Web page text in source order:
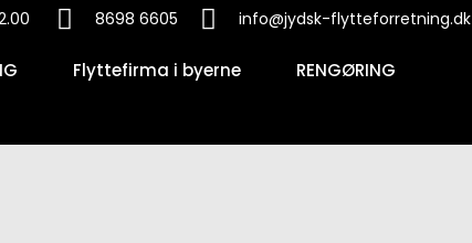
8698 6605 info@jydsk-flytteforretning.dk
Flyttefirma i byerne
RENGØRING